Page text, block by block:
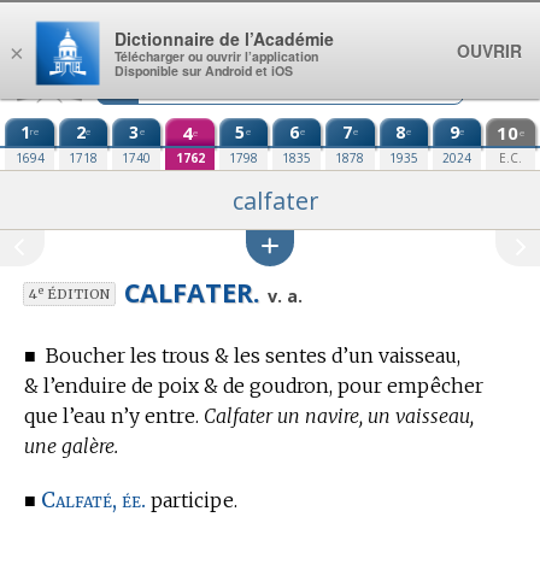
Aller au contenu
1re
1694
2e
1718
3e
1740
4e
1762
5e
1798
6e
1835
7e
1878
8e
1935
9e
2024
10e
E.C.
calfater
4eÉDITION CALFATER. v. a.
■ Boucher les trous & les sentes d’un vaisseau,
& l’enduire de poix & de goudron, pour empêcher
que l’eau n’y entre. Calfater un navire, un vaisseau,
une galère.
■ Calfaté, ée. participe.
×
Dictionnaire de l’Académie
Télécharger ou ouvrir l’application
Disponible sur Android et iOS
OUVRIR